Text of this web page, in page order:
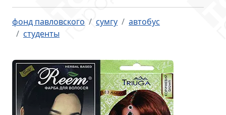
фонд павловского сумгу
автобус
студенты